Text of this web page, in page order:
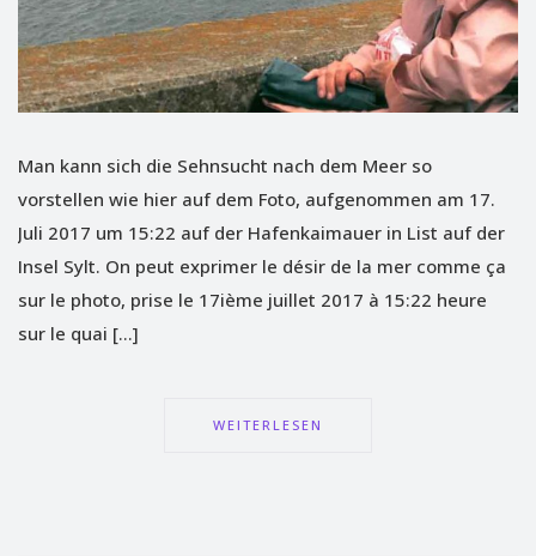
Man kann sich die Sehnsucht nach dem Meer so
vorstellen wie hier auf dem Foto, aufgenommen am 17.
Juli 2017 um 15:22 auf der Hafenkaimauer in List auf der
Insel Sylt. On peut exprimer le désir de la mer comme ça
sur le photo, prise le 17ième juillet 2017 à 15:22 heure
sur le quai […]
WEITERLESEN